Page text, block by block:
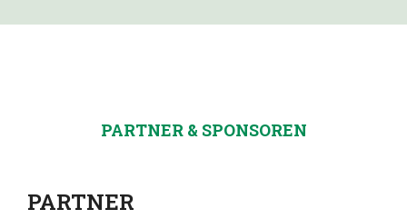
PARTNER & SPONSOREN
PARTNER